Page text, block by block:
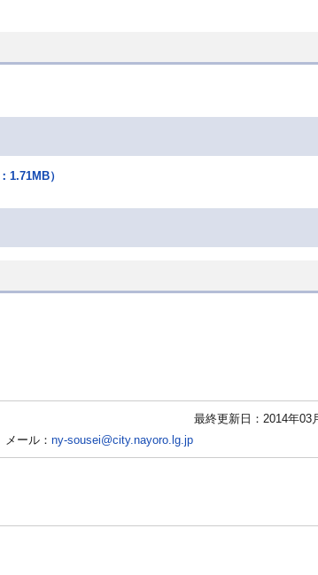
1.71MB）
最終更新日：2014年03
メール： ny-sousei@city.nayoro.lg.jp